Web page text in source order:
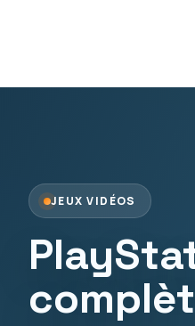
JEUX VIDÉOS